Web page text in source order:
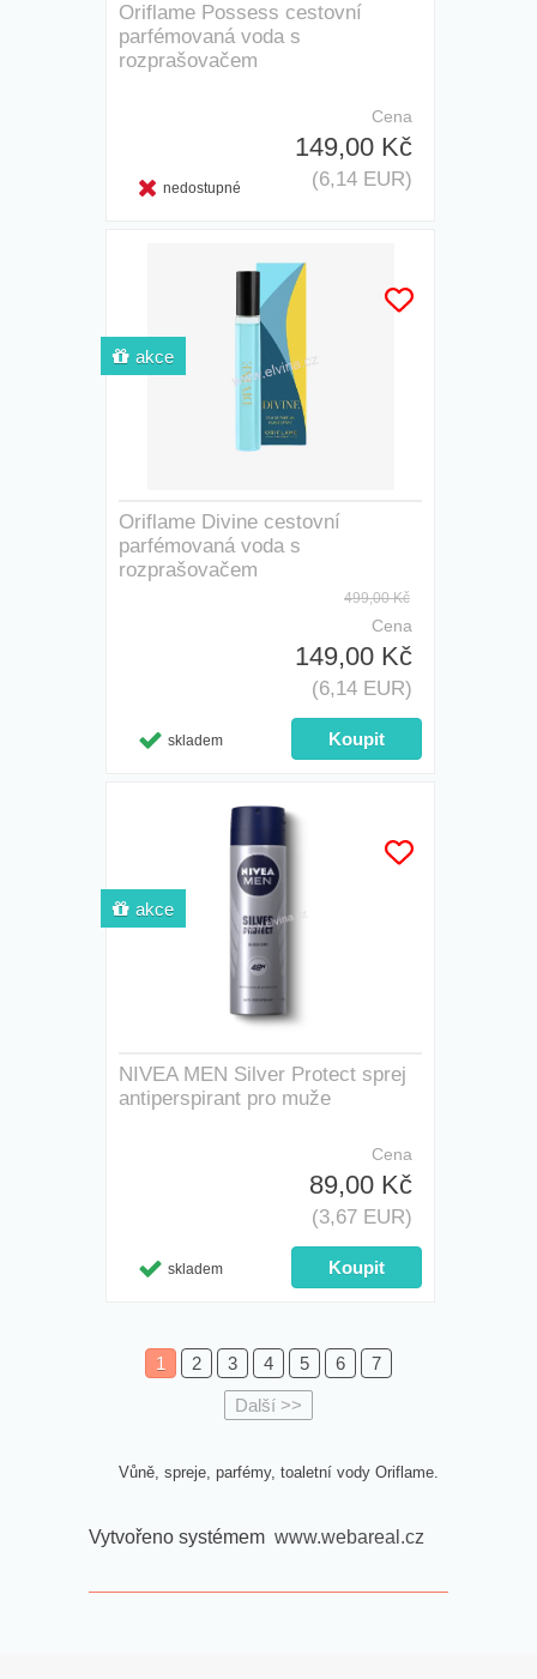
Oriflame Possess cestovní
parfémovaná voda s
rozprašovačem
Cena
149,00 Kč
(6,14 EUR)
nedostupné
Oriflame Divine cestovní
parfémovaná voda s
rozprašovačem
499,00 Kč
Cena
149,00 Kč
(6,14 EUR)
skladem
akce
NIVEA MEN Silver Protect sprej
antiperspirant pro muže
Cena
89,00 Kč
(3,67 EUR)
skladem
akce
1 2 3 4 5 6 7
Další >>
Vůně, spreje, parfémy, toaletní vody Oriflame.
Vytvořeno systémem www.webareal.cz